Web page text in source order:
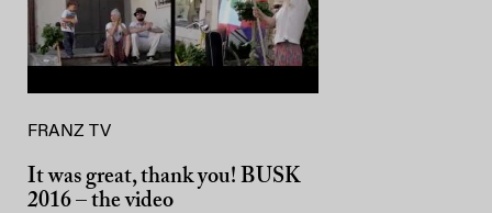
FRANZ TV
It was great, thank you! BUSK
2016 – the video